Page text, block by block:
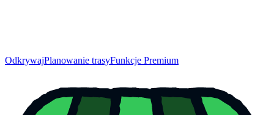
OdkrywajPlanowanie trasyFunkcje Premium